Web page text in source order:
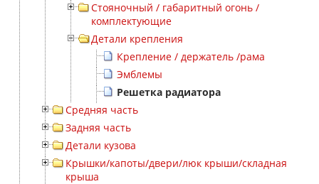
Стояночный / габаритный огонь /
комплектующие
Детали крепления
Крепление / держатель /рама
Эмблемы
Решетка радиатора
Средняя часть
Задняя часть
Детали кузова
Крышки/капоты/двери/люк крыши/складная
крыша